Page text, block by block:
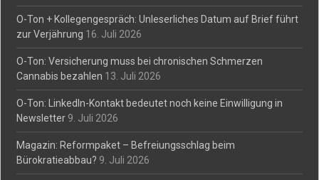
O-Ton + Kollegengespräch: Unleserliches Datum auf Brief führt
zur Verjährung 16. Juli 2026
O-Ton: Versicherung muss bei chronischen Schmerzen
Cannabis bezahlen 13. Juli 2026
O-Ton: LinkedIn-Kontakt bedeutet noch keine Einwilligung in
Newsletter 9. Juli 2026
Magazin: Reformpaket – Befreiungsschlag beim
Bürokratieabbau? 9. Juli 2026